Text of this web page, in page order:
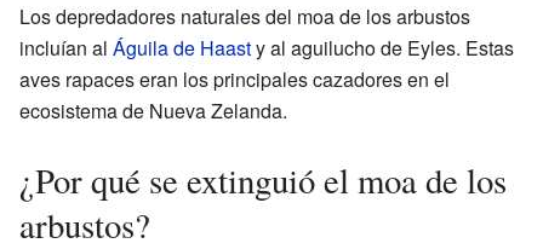
Los depredadores naturales del moa de los arbustos
incluían al Águila de Haasty al aguilucho de Eyles. Estas
aves rapaces eran los principales cazadores en el
ecosistema de Nueva Zelanda.
¿Por qué se extinguió el moa de los
arbustos?